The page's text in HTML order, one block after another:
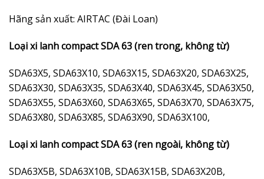
Hãng sản xuất: AIRTAC (Đài Loan)
Loại xi lanh compact SDA 63 (ren trong, không từ)
SDA63X5, SDA63X10, SDA63X15, SDA63X20, SDA63X25,
SDA63X30, SDA63X35, SDA63X40, SDA63X45, SDA63X50,
SDA63X55, SDA63X60, SDA63X65, SDA63X70, SDA63X75,
SDA63X80, SDA63X85, SDA63X90, SDA63X100,
Loại xi lanh compact SDA 63 (ren ngoài, không từ)
SDA63X5B, SDA63X10B, SDA63X15B, SDA63X20B,